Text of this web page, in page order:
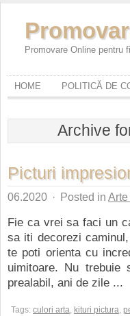
Promovare Online pentru
HOME POLITICĂ DE
Archive
Picturi
06.2020 · Posted in
Fie ca vrei sa faci un
sa iti decorezi
te poti orienta cu
uimitoare. Nu
prealabil, ani de zile ...
Tags: culori arta, kituri pictura,